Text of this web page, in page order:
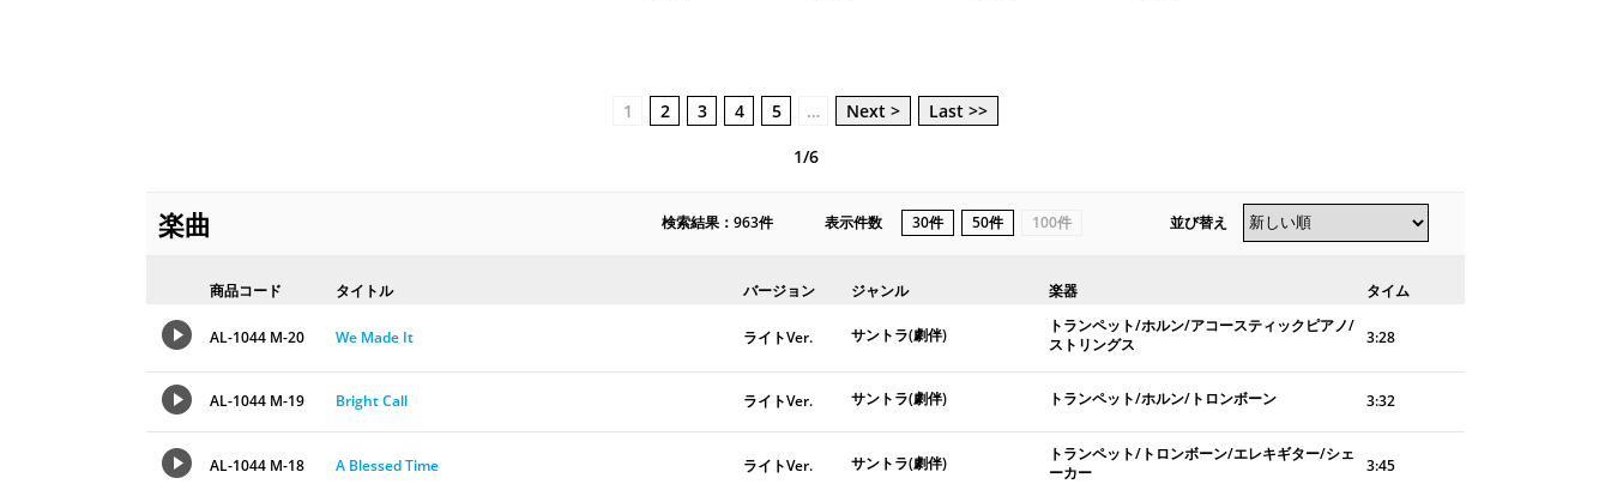
1 2 3 4 5 … Next >
Last >>
1/6
楽曲 検索結果：963件 表示件数 30件 50件 100件 並び替え
商品コード タイトル バージョン ジャンル 楽器 タイム
AL-1044 M-20 We Made It ライトVer. サントラ(劇伴)
トランペット/ホルン/アコースティックピアノ/
ストリングス
3:28
AL-1044 M-19 Bright Call ライトVer. サントラ(劇伴) トランペット/ホルン/トロンボーン 3:32
AL-1044 M-18 A Blessed Time ライトVer. サントラ(劇伴)
トランペット/トロンボーン/エレキギター/シェ
ーカー
3:45